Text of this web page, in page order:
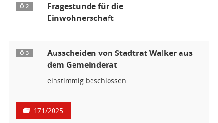
Ö 2
Fragestunde für die
Einwohnerschaft
Ö 3
Ausscheiden von Stadtrat Walker aus
dem Gemeinderat
einstimmig beschlossen
171/2025